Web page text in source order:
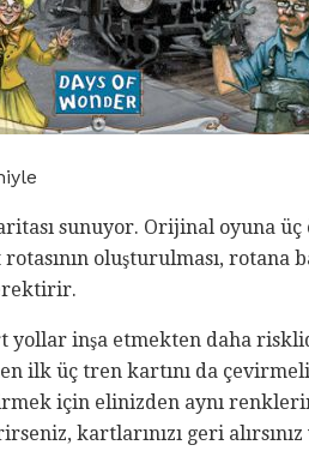
sunuyor. Orijinal oyuna
oluşturulması,
yollar inşa etmekten daha
ilk üç tren kartını da
için elinizden aynı
kartlarınızı geri